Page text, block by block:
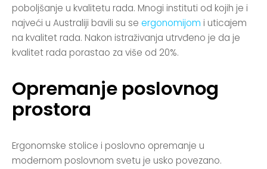
poboljšanje u kvalitetu rada. Mnogi instituti od kojih je i
najveći u Australiji bavili su seergonomijom i uticajem
na kvalitet rada. Nakon istraživanja utrvđeno je da je
kvalitet rada porastao za više od 20%.
Opremanje poslovnog
prostora
Ergonomske stolice i poslovno opremanje u
modernom poslovnom svetu je usko povezano.